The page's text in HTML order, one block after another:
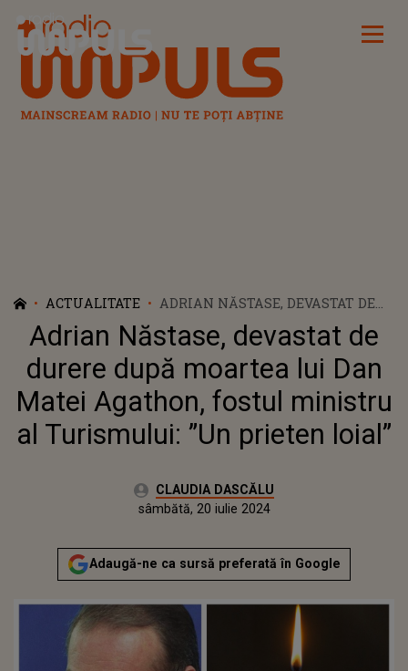
Radio Impuls
ACTUALITATE
ADRIAN NĂSTASE, DEVASTAT DE
DURERE DUPĂ MOARTEA LUI DAN
MATEI AGATHON, FOSTUL
MINISTRU AL TURISMULUI: ”UN
PRIETEN LOIAL”
Adrian Năstase, devastat de
durere după moartea lui Dan
Matei Agathon, fostul ministru
al Turismului: ”Un prieten loial”
Autor:CLAUDIA DASCĂLU
Actualizat:
sâmbătă, 20 iulie 2024
Adaugă-ne ca sursă preferată în Google